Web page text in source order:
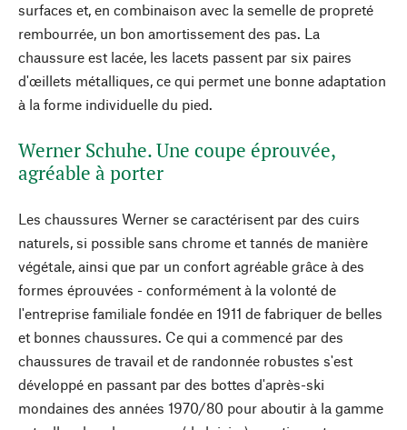
surfaces et, en combinaison avec la semelle de propreté
rembourrée, un bon amortissement des pas. La
chaussure est lacée, les lacets passent par six paires
d'œillets métalliques, ce qui permet une bonne adaptation
à la forme individuelle du pied.
Werner Schuhe. Une coupe éprouvée,
agréable à porter
Les chaussures Werner se caractérisent par des cuirs
naturels, si possible sans chrome et tannés de manière
végétale, ainsi que par un confort agréable grâce à des
formes éprouvées - conformément à la volonté de
l'entreprise familiale fondée en 1911 de fabriquer de belles
et bonnes chaussures. Ce qui a commencé par des
chaussures de travail et de randonnée robustes s'est
développé en passant par des bottes d'après-ski
mondaines des années 1970/80 pour aboutir à la gamme